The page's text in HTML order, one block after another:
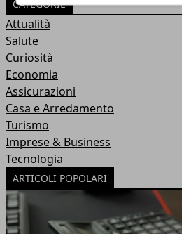
CATEGORIE
Attualità
Salute
Curiosità
Economia
Assicurazioni
Casa e Arredamento
Turismo
Imprese & Business
Tecnologia
ARTICOLI POPOLARI